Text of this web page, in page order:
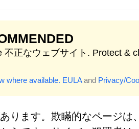
不正なウェブサイト. Protect &
where available. EULAand Privacy/
ります。欺瞞的なページは